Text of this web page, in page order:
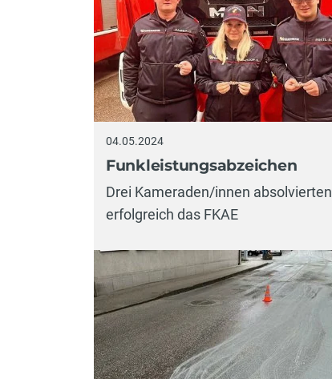
04.05.2024
Funkleistungsabzeichen
Drei Kameraden/innen absolvierten
erfolgreich das FKAE